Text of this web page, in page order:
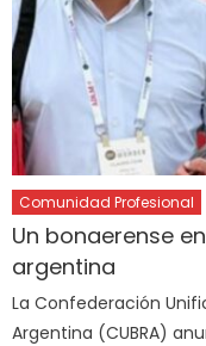
Comunidad Profesional
Un bonaerense
argentina
La Confederación
Argentina (CUBRA)